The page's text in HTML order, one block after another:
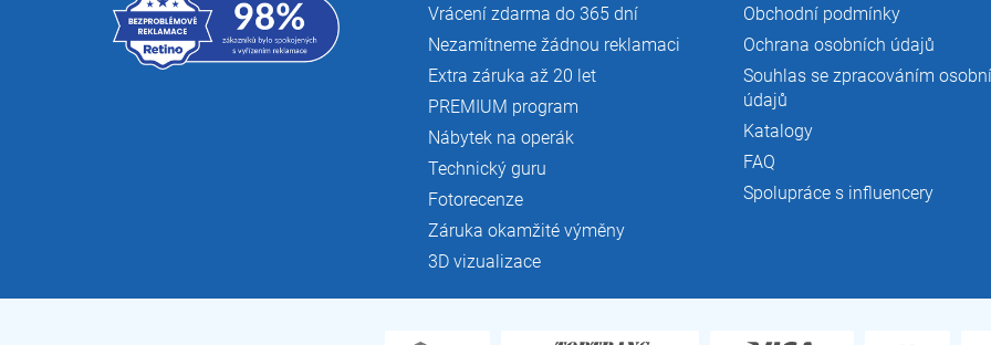
Vrácení zdarma do 365 dní
Nezamítneme žádnou reklamaci
Extra záruka až 20 let
PREMIUM program
Nábytek na operák
Technický guru
Fotorecenze
Záruka okamžité výměny
3D vizualizace
Obchodní podmínky
Ochrana osobních údajů
Souhlas se zpracováním
údajů
Katalogy
FAQ
Spolupráce s influencery